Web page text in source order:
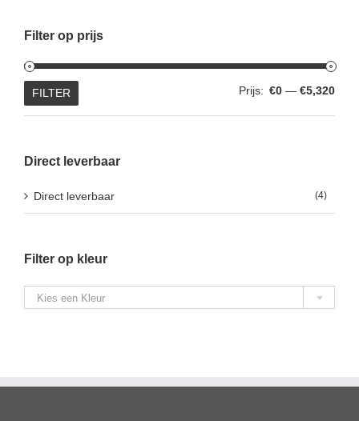
Filter op prijs
Min.
Max.
FILTER Prijs: €0 — €5,320
Direct leverbaar
Direct leverbaar (4)
Filter op kleur

Kies een Kleur